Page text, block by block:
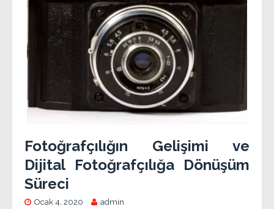
Fotoğrafçılığın Gelişimi ve
Dijital Fotoğrafçılığa Dönüşüm
Süreci
Ocak 4, 2020 admin